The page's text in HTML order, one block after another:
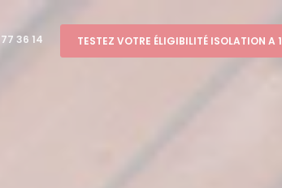
36 14 TESTEZ VOTRE ÉLIGIBILITÉ ISOLATION A 1